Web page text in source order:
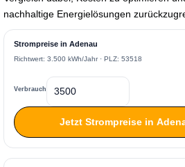
nachhaltige Energielösungen
Strompreise in Adenau
Richtwert: 3.500 kWh/Jahr · PLZ: 53518
Verbrauch
Jetzt Strompreise in